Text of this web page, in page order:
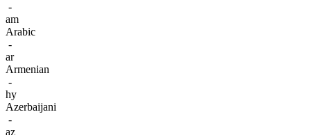
-
am
Arabic
-
ar
Armenian
-
hy
Azerbaijani
-
az